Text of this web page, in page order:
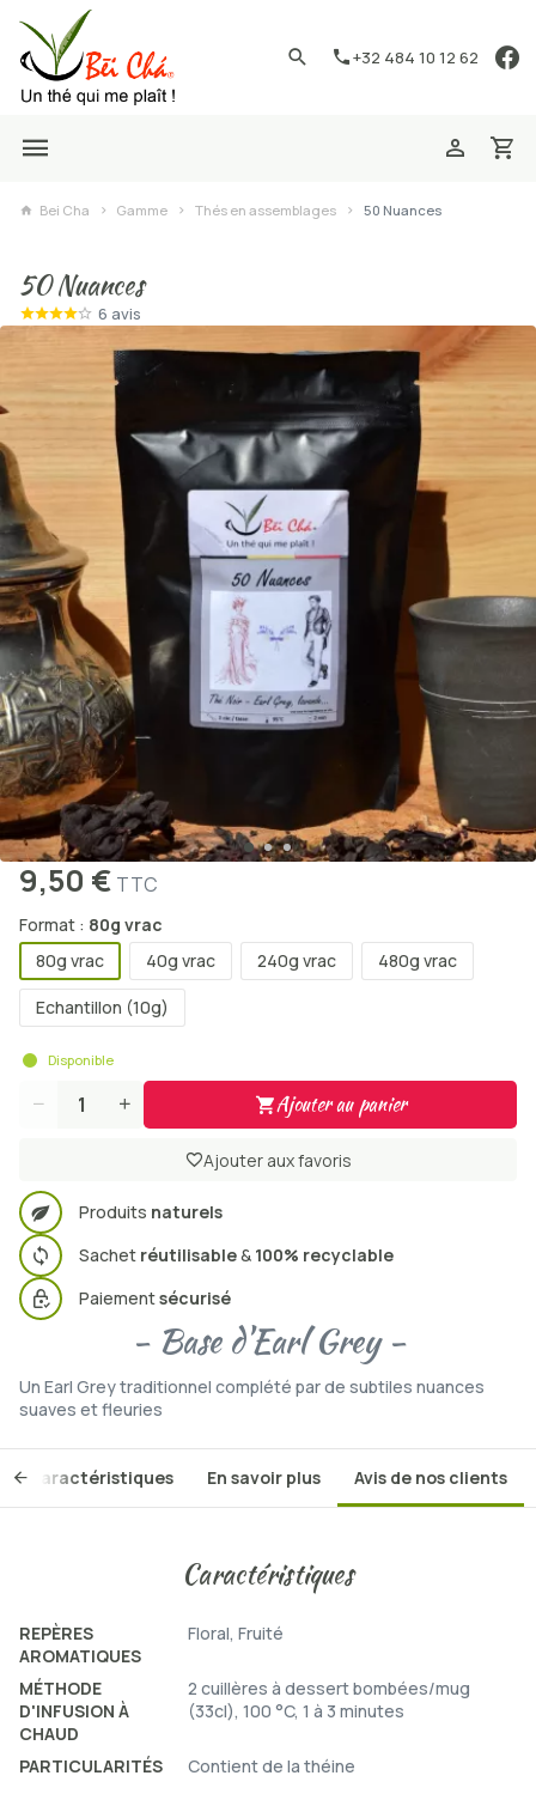
+32 484 10 12 62
Bei Cha Gamme Thés en assemblages 50 Nuances
50 Nuances
6 avis
9,50 € TTC
Format : 80g vrac
80g vrac
40g vrac 240g vrac 480g vrac
Echantillon (10g)
Disponible
Quantité Ajouter au panier
Ajouter aux favoris
Produits naturels
Sachet réutilisable& 100% recyclable
Paiementsécurisé
- Base d'Earl Grey -
Un Earl Grey traditionnel complété par de subtiles nuances
suaves et fleuries
Caractéristiques En savoir plus Avis de nos clients
Caractéristiques
REPÈRES
AROMATIQUES
Floral, Fruité
MÉTHODE
D'INFUSION À
CHAUD
2 cuillères à dessert bombées/mug
(33cl), 100 °C, 1 à 3 minutes
PARTICULARITÉS Contient de la théine